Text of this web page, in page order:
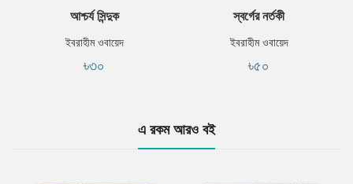
আশ্চর্য সিন্দুক
ইবরাহীম ওবায়েদ
৳৩০
স্বর্গের নর্তকী
ইবরাহীম ওবায়েদ
৳৫০
এ রকম আরও বই